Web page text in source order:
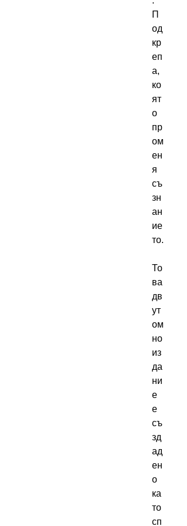
П
од
кр
еп
а,
ко
ят
о
пр
ом
ен
я
съ
зн
ан
ие
то.
То
ва
дв
ут
ом
но
из
да
ни
е
е
съ
зд
ад
ен
о
ка
то
сп